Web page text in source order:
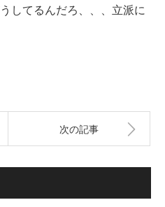
してるんだろ、、、立派に
次の記事